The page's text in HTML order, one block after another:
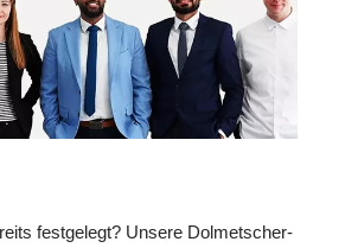
festgelegt? Unsere Dolmetscher-